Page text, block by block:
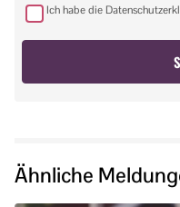
Ich habe die
Ähnliche